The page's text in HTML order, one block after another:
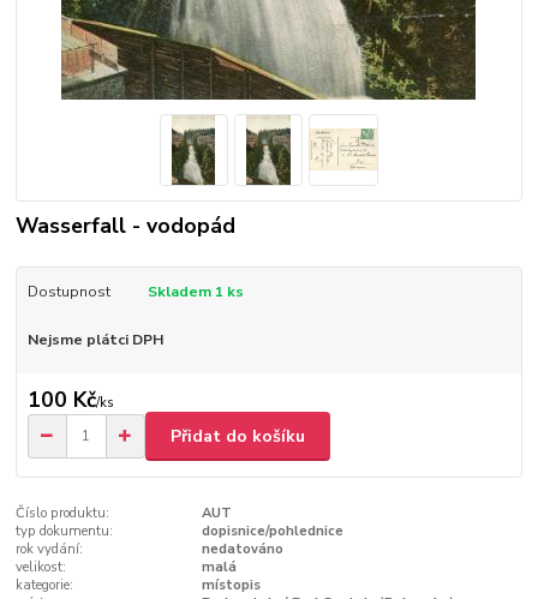
Wasserfall - vodopád
Dostupnost Skladem 1 ks
Nejsme plátci DPH
100 Kč/ks
Přidat do košíku
Číslo produktu:
AUT
typ dokumentu:
dopisnice/pohlednice
rok vydání:
nedatováno
velikost:
malá
kategorie:
místopis